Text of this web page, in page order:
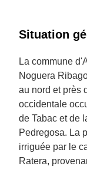
Situation
La commune
Noguera
au nord et près
occidentale
de Tabac et de
Pedregosa. La
irriguée par le
Ratera,